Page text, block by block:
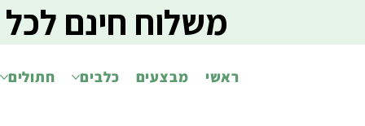
ראשי מבצעים כלבים חתולים
משלוח חינם